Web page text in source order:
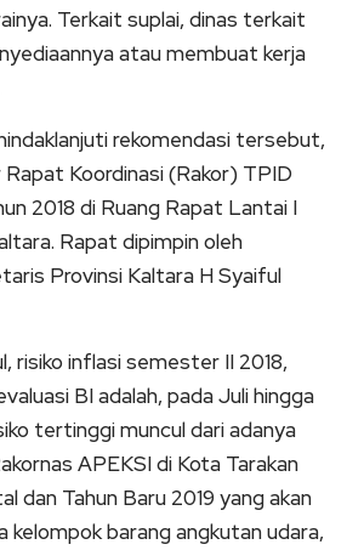
Terkait suplai, dinas terkait
atau membuat kerja
rekomendasi tersebut,
Koordinasi (Rakor) TPID
2018 di Ruang Rapat Lantai I
Rapat dipimpin oleh
Provinsi Kaltara H Syaiful
risiko inflasi semester II 2018,
BI adalah, pada Juli hingga
tertinggi muncul dari adanya
APEKSI di Kota Tarakan
dan Tahun Baru 2019 yang akan
kelompok barang angkutan udara,